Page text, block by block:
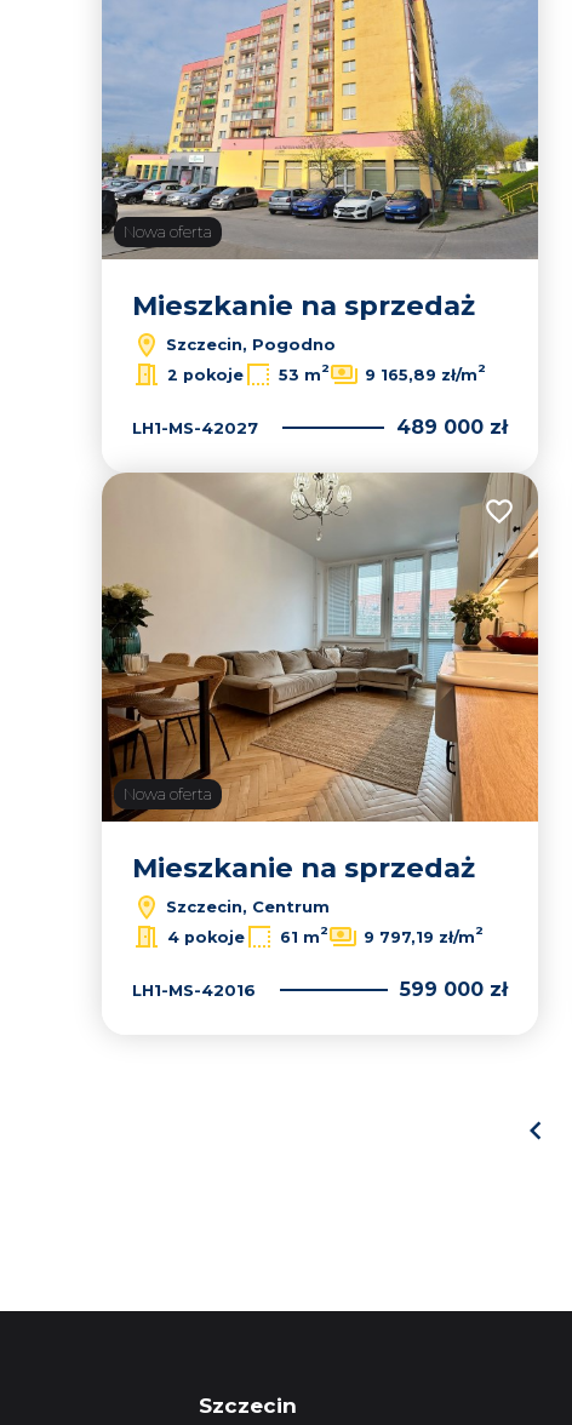
Nowa oferta
Mieszkanie na sprzedaż
Szczecin, Pogodno
2 pokoje 53 m2 9 165,89 zł/m2
LH1-MS-42027 489 000 zł
Nowa oferta
Dodaj
Mieszkanie na sprzedaż
Szczecin, Centrum
4 pokoje 61 m2 9 797,19 zł/m2
LH1-MS-42016 599 000 zł
Szczecin